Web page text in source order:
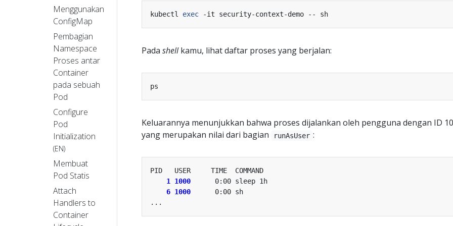
Menggunakan
ConfigMap
Pembagian
Namespace
Proses antar
Container
pada sebuah
Pod
Configure
Pod
Initialization
(EN)
Membuat
Pod Statis
Attach
Handlers to
Container
kubectl exec
Pada shellkamu, lihat daftar proses yang berjalan:
Keluarannya menunjukkan bahwa proses dijalankan oleh pengguna dengan ID
yang merupakan nilai dari bagian
runAsUser :
1 1000
6 1000